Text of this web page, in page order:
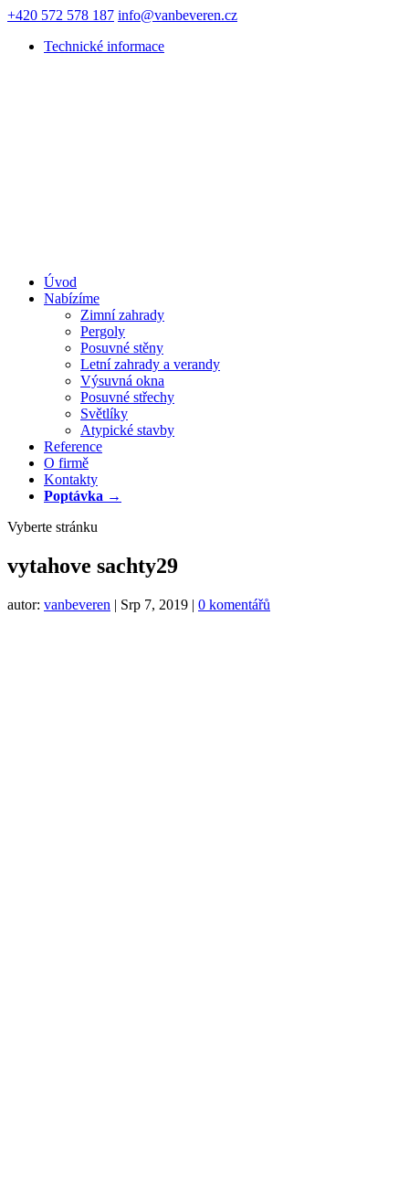
+420 572 578 187 info@vanbeveren.cz
Technické informace
Úvod
Nabízíme
Zimní zahrady
Pergoly
Posuvné stěny
Letní zahrady a verandy
Výsuvná okna
Posuvné střechy
Světlíky
Atypické stavby
Reference
O firmě
Kontakty
Poptávka →
Vyberte stránku
vytahove sachty29
autor: vanbeveren | Srp 7, 2019 | 0 komentářů